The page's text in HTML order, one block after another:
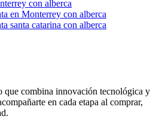
con alberca
en Monterrey con alberca
santa catarina con alberca
que combina innovación tecnológica y
en cada etapa al comprar,